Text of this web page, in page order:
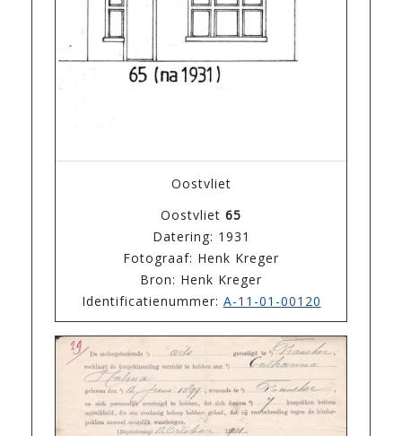
Oostvliet
Oostvliet 65
Datering: 1931
Fotograaf: Henk Kreger
Bron: Henk Kreger
Identificatienummer: A-11-01-00120